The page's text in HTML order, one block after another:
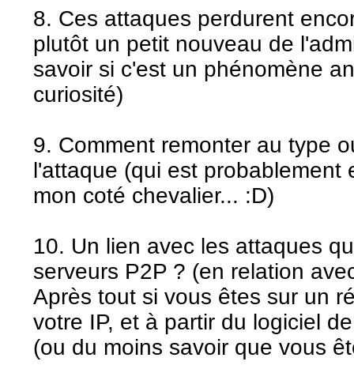
8. Ces attaques perdurent
plutôt un petit nouveau de
savoir si c'est un phénomène
curiosité)
9. Comment remonter au type
l'attaque (qui est probablement
mon coté chevalier... :D)
10. Un lien avec les attaques
serveurs P2P ? (en relation
Après tout si vous êtes sur un
votre IP, et à partir du logiciel
(ou du moins savoir que vous